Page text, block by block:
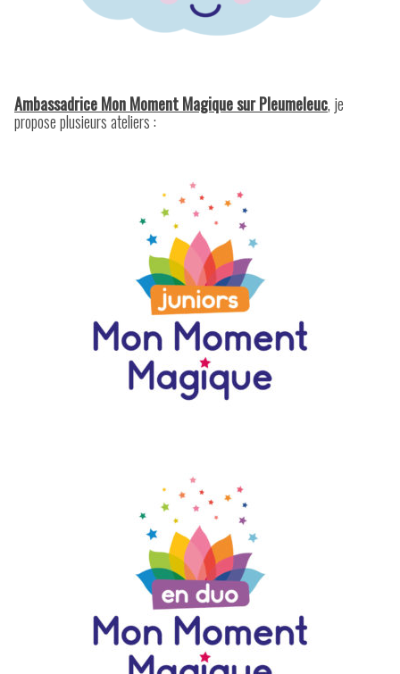
Ambassadrice Mon Moment Magique sur Pleumeleuc, je
propose plusieurs ateliers :